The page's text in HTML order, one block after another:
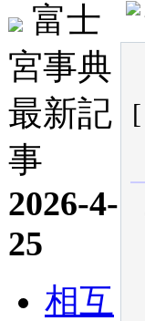
富士
宮事典
最新記
事
2026-4-
25
相互
[